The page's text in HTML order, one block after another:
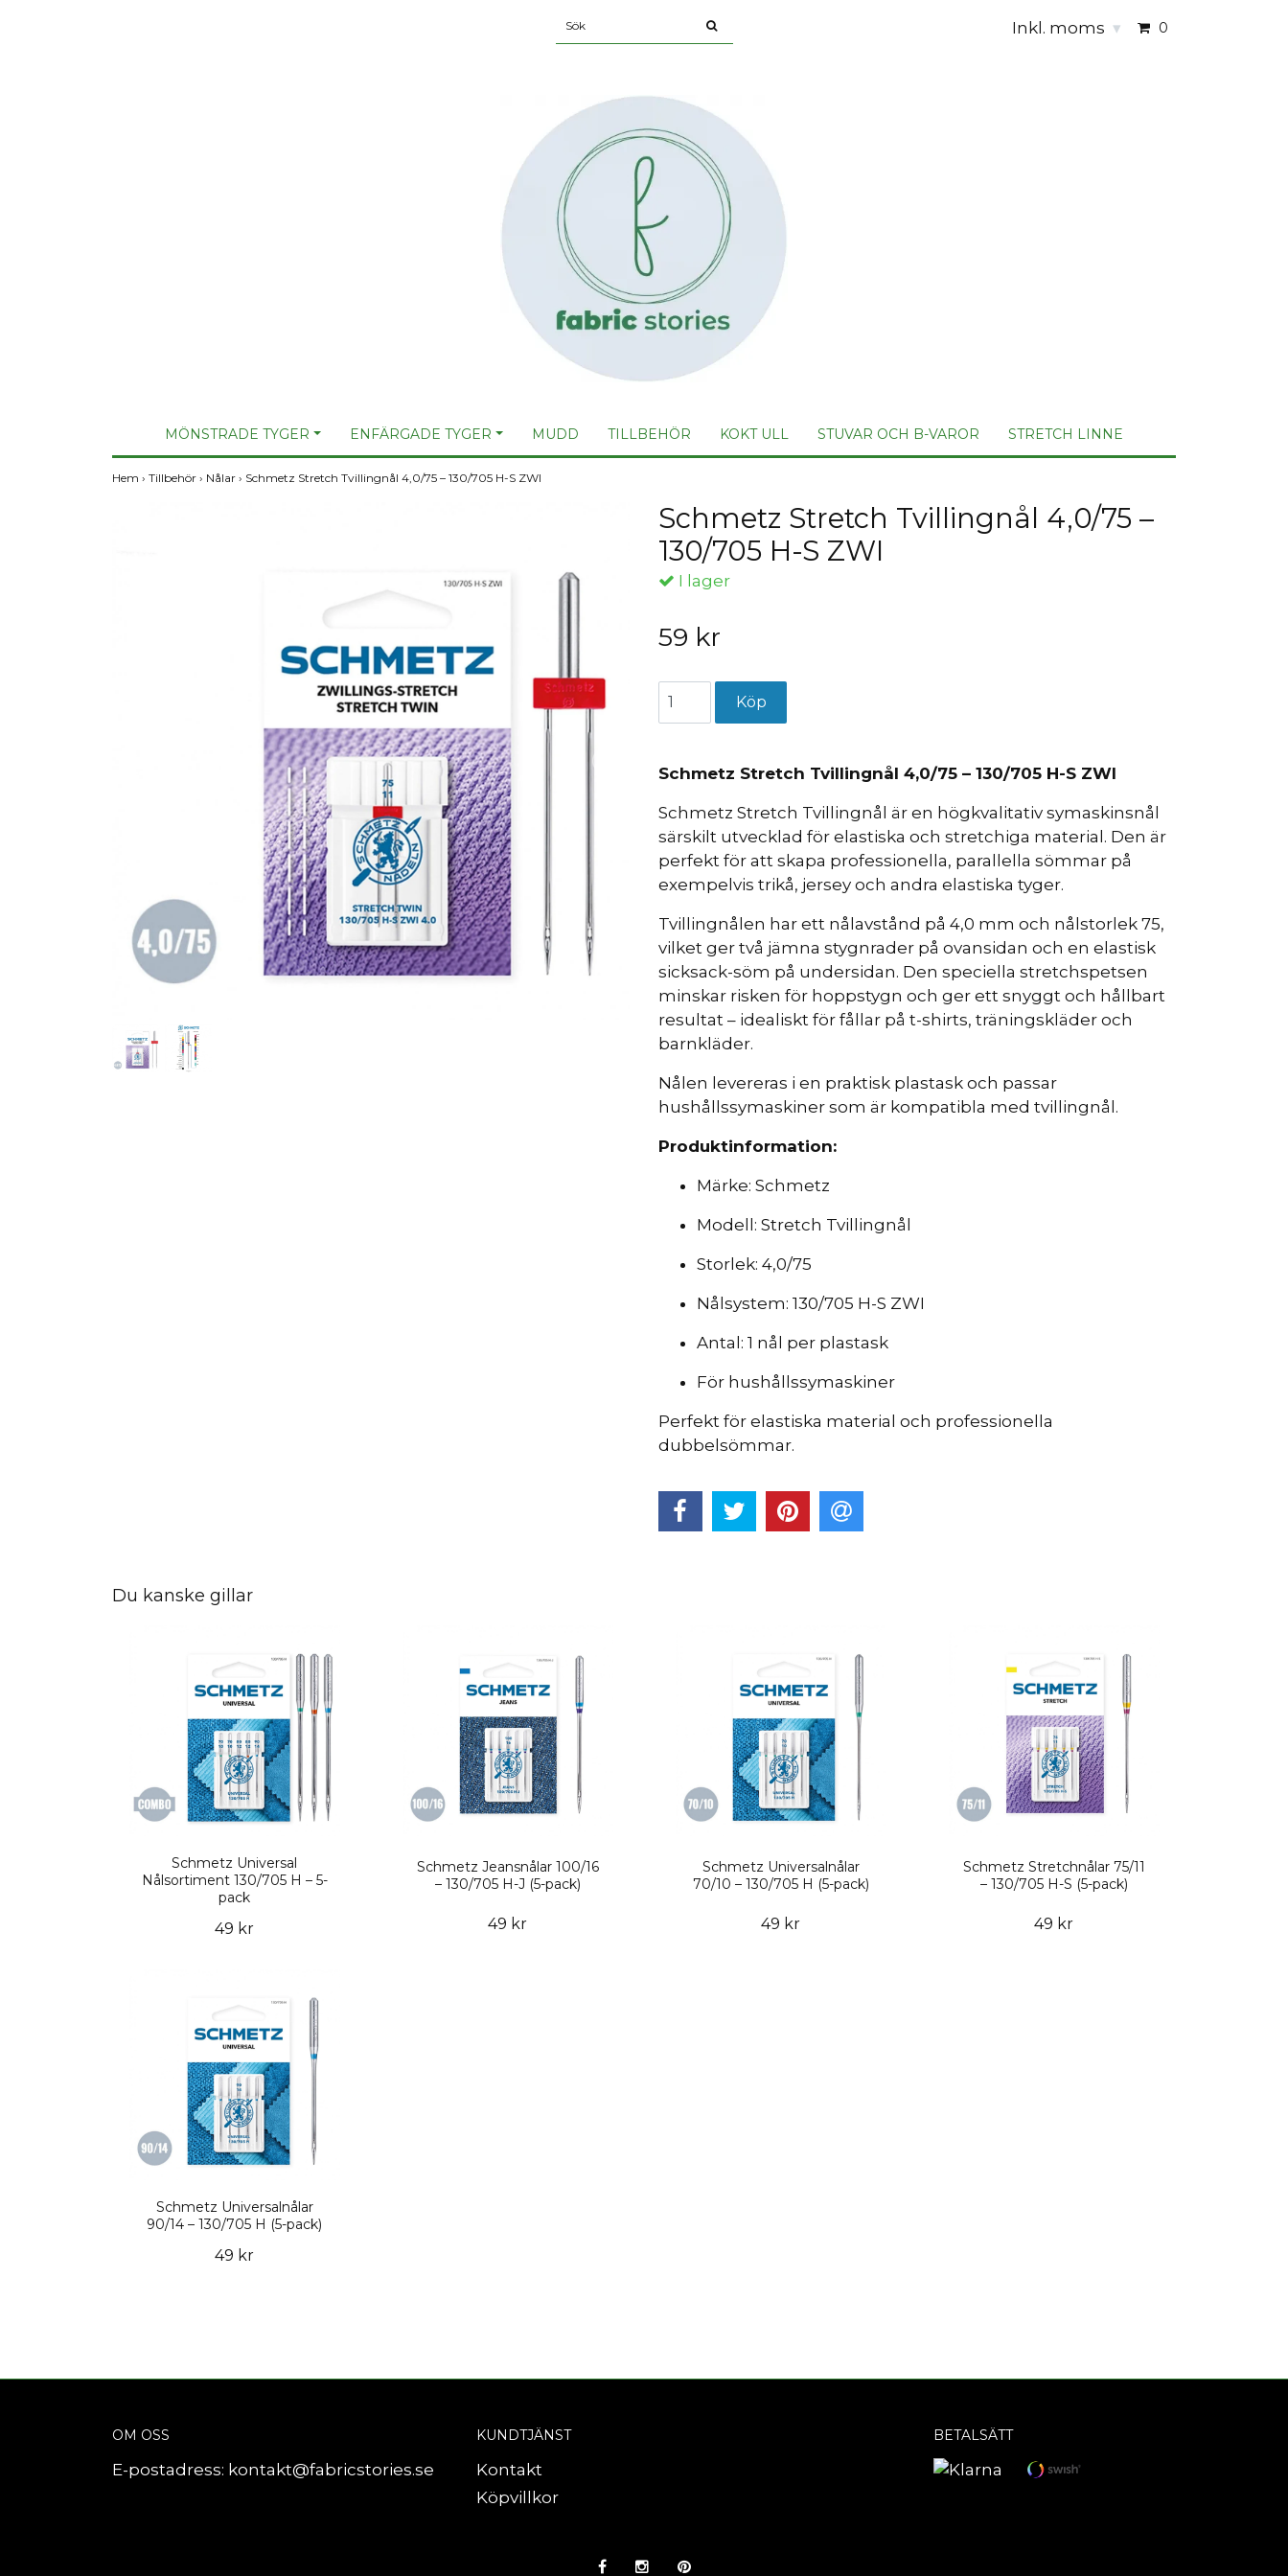
Inkl. moms ▾ 0
MÖNSTRADE TYGER ENFÄRGADE TYGER MUDD TILLBEHÖR KOKT ULL STUVAR OCH B-VAROR STRETCH LINNE
Hem › Tillbehör › Nålar › Schmetz Stretch Tvillingnål 4,0/75 – 130/705 H-S ZWI
Schmetz Stretch Tvillingnål 4,0/75 –
130/705 H-S ZWI
I lager
59 kr
Schmetz Stretch Tvillingnål 4,0/75 – 130/705 H-S ZWI
Schmetz Stretch Tvillingnål är en högkvalitativ symaskinsnål
särskilt utvecklad för elastiska och stretchiga material. Den är
perfekt för att skapa professionella, parallella sömmar på
exempelvis trikå, jersey och andra elastiska tyger.
Tvillingnålen har ett nålavstånd på 4,0 mm och nålstorlek 75,
vilket ger två jämna stygnrader på ovansidan och en elastisk
sicksack-söm på undersidan. Den speciella stretchspetsen
minskar risken för hoppstygn och ger ett snyggt och hållbart
resultat – idealiskt för fållar på t-shirts, träningskläder och
barnkläder.
Nålen levereras i en praktisk plastask och passar
hushållssymaskiner som är kompatibla med tvillingnål.
Produktinformation:
Märke: Schmetz
Modell: Stretch Tvillingnål
Storlek: 4,0/75
Nålsystem: 130/705 H-S ZWI
Antal: 1 nål per plastask
För hushållssymaskiner
Perfekt för elastiska material och professionella
dubbelsömmar.
Du kanske gillar
Schmetz Universal
Nålsortiment 130/705 H – 5-
pack
49 kr
Schmetz Jeansnålar 100/16
– 130/705 H-J (5-pack)
49 kr
Schmetz Universalnålar
70/10 – 130/705 H (5-pack)
49 kr
Schmetz Stretchnålar 75/11
– 130/705 H-S (5-pack)
49 kr
Schmetz Universalnålar
90/14 – 130/705 H (5-pack)
49 kr
OM OSS
E-postadress: kontakt@fabricstories.se
KUNDTJÄNST
Kontakt
Köpvillkor
BETALSÄTT